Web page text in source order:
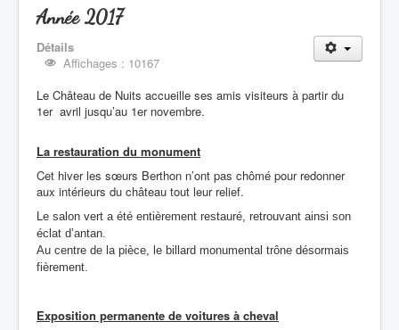
Année 2017
Détails
Affichages : 10167
Le Château de Nuits accueille ses amis visiteurs à partir du
1er avril jusqu’au 1er novembre.
La restauration du monument
Cet hiver les sœurs Berthon n’ont pas chômé pour redonner
aux intérieurs du château tout leur relief.
Le salon vert a été entièrement restauré, retrouvant ainsi son
éclat d’antan.
Au centre de la pièce, le billard monumental trône désormais
fièrement.
Exposition permanente de voitures à cheval